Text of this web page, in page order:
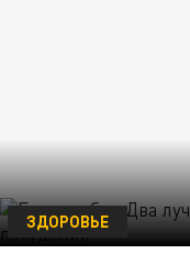
ЗДОРОВЬЕ